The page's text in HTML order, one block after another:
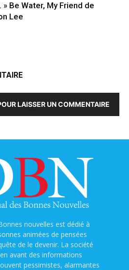
» Be Water, My Friend de
Lee
LAISSER UN COMMENTAIRE
nouvelles est dédié à
animées de pensées
de le devenir. La société
avant des informations
pessimistes, alarmantes